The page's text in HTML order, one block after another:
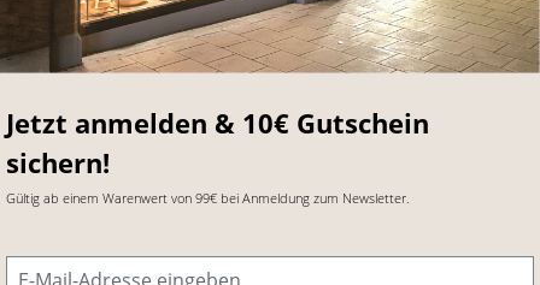
Jetzt anmelden & 10€ Gutschein
sichern!
Gültig ab einem Warenwert von 99€ bei Anmeldung zum Newsletter.
E-Mail-Adresse